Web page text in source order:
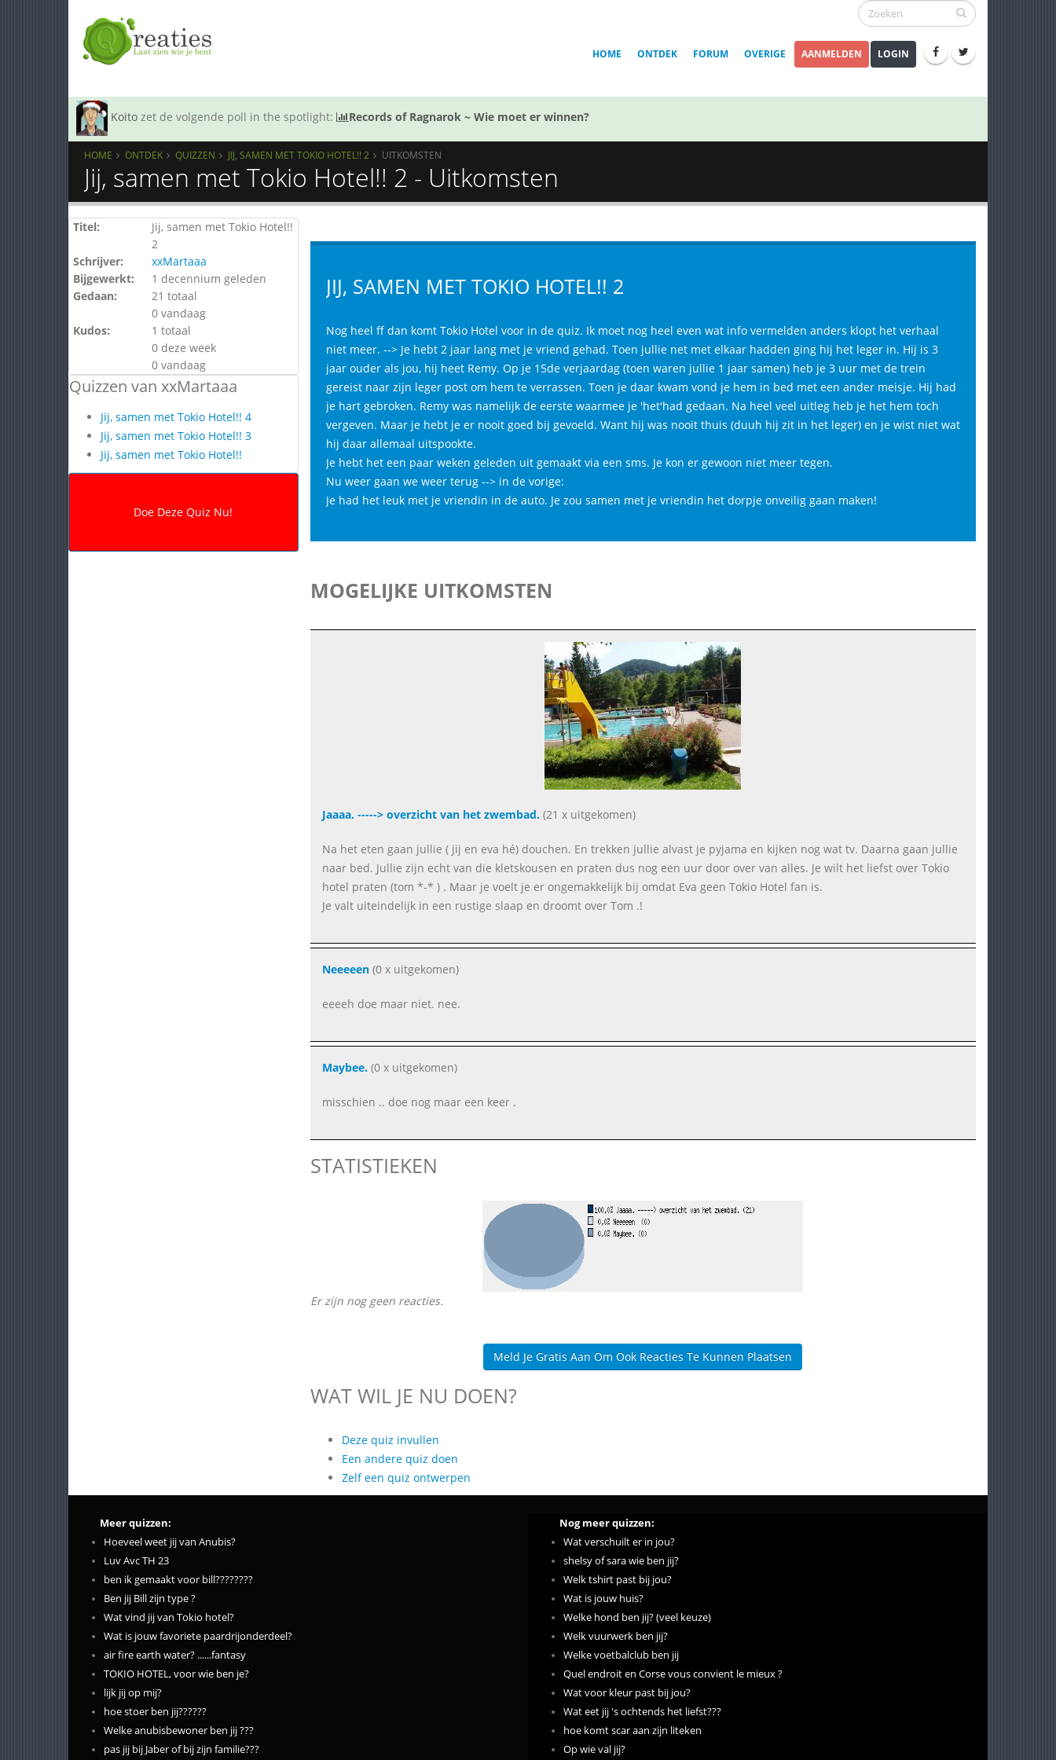
HOME ONTDEK FORUM OVERIGE AANMELDEN LOGIN
Koito zet de volgende poll in the spotlight: Records of Ragnarok ~ Wie moet er winnen?
HOME ONTDEK QUIZZEN JIJ, SAMEN MET TOKIO HOTEL!! 2 UITKOMSTEN
Jij, samen met Tokio Hotel!! 2 - Uitkomsten
Titel:
Jij, samen met Tokio Hotel!!
2
Schrijver:
xxMartaaa
Bijgewerkt:
1 decennium geleden
Gedaan:
21 totaal
0 vandaag
Kudos:
1 totaal
0 deze week
0 vandaag
Quizzen van xxMartaaa
Jij, samen met Tokio Hotel!! 4
Jij, samen met Tokio Hotel!! 3
Jij, samen met Tokio Hotel!!
JIJ, SAMEN MET TOKIO HOTEL!! 2
Nog heel ff dan komt Tokio Hotel voor in de quiz. Ik moet nog heel even wat info vermelden anders klopt het verhaal
niet meer. --> Je hebt 2 jaar lang met je vriend gehad. Toen jullie net met elkaar hadden ging hij het leger in. Hij is 3
jaar ouder als jou, hij heet Remy. Op je 15de verjaardag (toen waren jullie 1 jaar samen) heb je 3 uur met de trein
gereist naar zijn leger post om hem te verrassen. Toen je daar kwam vond je hem in bed met een ander meisje. Hij had
je hart gebroken. Remy was namelijk de eerste waarmee je 'het'had gedaan. Na heel veel uitleg heb je het hem toch
vergeven. Maar je hebt je er nooit goed bij gevoeld. Want hij was nooit thuis (duuh hij zit in het leger) en je wist niet wat
hij daar allemaal uitspookte.
Je hebt het een paar weken geleden uit gemaakt via een sms. Je kon er gewoon niet meer tegen.
Nu weer gaan we weer terug --> in de vorige:
Je had het leuk met je vriendin in de auto. Je zou samen met je vriendin het dorpje onveilig gaan maken!
MOGELIJKE UITKOMSTEN
Jaaaa. -----> overzicht van het zwembad.(21 x uitgekomen)
Na het eten gaan jullie ( jij en eva hé) douchen. En trekken jullie alvast je pyjama en kijken nog wat tv. Daarna gaan jullie
naar bed. Jullie zijn echt van die kletskousen en praten dus nog een uur door over van alles. Je wilt het liefst over Tokio
hotel praten (tom *-* ) . Maar je voelt je er ongemakkelijk bij omdat Eva geen Tokio Hotel fan is.
Je valt uiteindelijk in een rustige slaap en droomt over Tom .!
Neeeeen (0 x uitgekomen)
eeeeh doe maar niet. nee.
Maybee.(0 x uitgekomen)
misschien .. doe nog maar een keer .
STATISTIEKEN
Er zijn nog geen reacties.
Meld Je Gratis Aan Om Ook Reacties Te Kunnen Plaatsen
WAT WIL JE NU DOEN?
Deze quiz invullen
Een andere quiz doen
Zelf een quiz ontwerpen
Meer quizzen:
Hoeveel weet jij van Anubis?
Luv Avc TH 23
ben ik gemaakt voor bill????????
Ben jij Bill zijn type ?
Wat vind jij van Tokio hotel?
Wat is jouw favoriete paardrijonderdeel?
air fire earth water? ......fantasy
TOKIO HOTEL, voor wie ben je?
lijk jij op mij?
hoe stoer ben jij??????
Welke anubisbewoner ben jij ???
pas jij bij Jaber of bij zijn familie???
Nog meer quizzen:
Wat verschuilt er in jou?
shelsy of sara wie ben jij?
Welk tshirt past bij jou?
Wat is jouw huis?
Welke hond ben jij? (veel keuze)
Welk vuurwerk ben jij?
Welke voetbalclub ben jij
Quel endroit en Corse vous convient le mieux ?
Wat voor kleur past bij jou?
Wat eet jij 's ochtends het liefst???
hoe komt scar aan zijn liteken
Op wie val jij?